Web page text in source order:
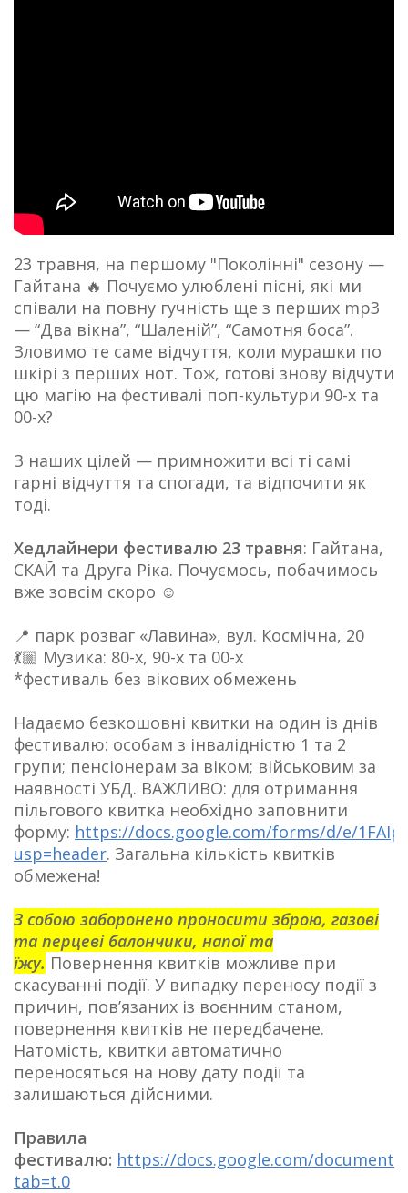
23 травня, на першому "Поколінні" сезону —
Гайтана 🔥 Почуємо улюблені пісні, які ми
співали на повну гучність ще з перших mp3
— “Два вікна”, “Шаленій”, “Самотня боса”.
Зловимо те саме відчуття, коли мурашки по
шкірі з перших нот. Тож, готові знову відчути
цю магію на фестивалі поп-культури 90-х та
00-х?
З наших цілей — примножити всі ті самі
гарні відчуття та спогади, та відпочити як
тоді.
Хедлайнери фестивалю 23 травня: Гайтана,
СКАЙ та Друга Ріка. Почуємось, побачимось
вже зовсім скоро ☺️
📍 парк розваг «Лавина», вул. Космічна, 20
💃🏼 Музика: 80-х, 90-х та 00-х
*фестиваль без вікових обмежень
Надаємо безкошовні квитки на один із днів
фестивалю: особам з інвалідністю 1 та 2
групи; пенсіонерам за віком; військовим за
наявності УБД. ВАЖЛИВО: для отримання
пільгового квитка необхідно заповнити
форму: https://docs.google.com/forms/d/e/
usp=header. Загальна кількість квитків
обмежена!
З собою заборонено проносити зброю, газові
та перцеві балончики, напої та
їжу. Повернення квитків можливе при
скасуванні події. У випадку переносу події з
причин, пов’язаних із воєнним станом,
повернення квитків не передбачене.
Натомість, квитки автоматично
переносяться на нову дату події та
залишаються дійсними.
Правила
фестивалю: https://docs.google.com/document/
tab=t.0